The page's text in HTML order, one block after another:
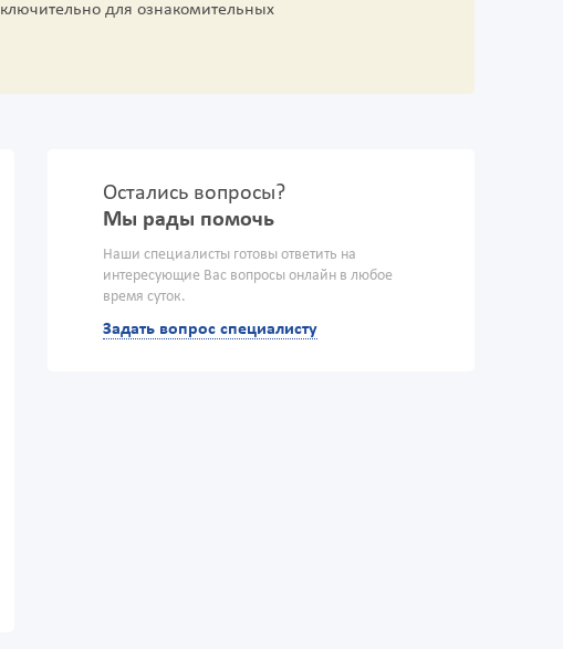
для ознакомительных
Остались вопросы?
Мы рады помочь
Наши специалисты готовы ответить на
интересующие Вас вопросы онлайн в любое
время суток.
Задать вопрос специалисту